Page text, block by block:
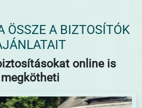
ÖSSZE A BIZTOSÍTÓK
online is
megkötheti